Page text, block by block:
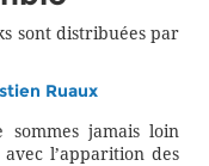
sont distribuées par
Ruaux
sommes jamais loin
l’apparition des